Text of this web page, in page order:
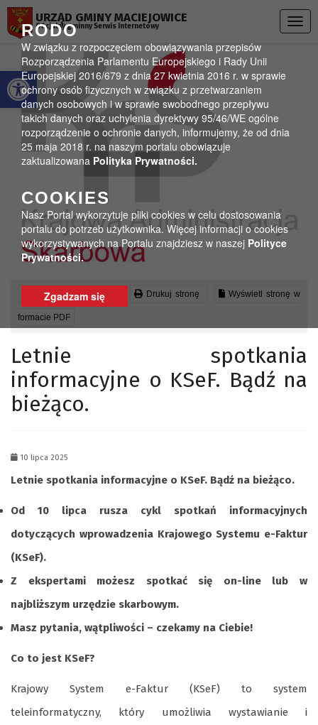
Otwórz pasek narzędzi
RODO
W związku z rozpoczęciem obowiązywania przepisów
Rozporządzenia Parlamentu Europejskiego i Rady Unii
Europejskiej 2016/679 z dnia 27 kwietnia 2016 r. w sprawie
ochrony osób fizycznych w związku z przetwarzaniem
danych osobowych i w sprawie swobodnego przepływu
takich danych oraz uchylenia dyrektywy 95/46/WE ogólne
rozporządzenie o ochronie danych, informujemy, że od dnia
25 maja 2018 r. na naszym portalu obowiązuje
zaktualizowana Polityka Prywatności.
COOKIES
Nasz Portal wykorzytuje pliki cookies w celu dostosowania
portalu do potrzeb użytkownika. Więcej informacji o cookies
wykorzystywanych na Portalu znajdziesz w naszej Polityce
Prywatności.
Zgadzam się
URZĄD GMINY MACIEJOWICE
Oficjalny gminny Serwis Internetowy
Czytaj artykuł (lektor) Drukuj stronę Wyświetl stronę w
formacie PDF
Letnie spotkania
informacyjne o KSeF. Bądź na
bieżąco.
10 lipca 2025
Letnie spotkania informacyjne o KSeF. Bądź na bieżąco.
Od 10 lipca rusza cykl spotkań
informacyjnych
dotyczących wprowadzenia Krajowego Systemu e-Faktur
(KSeF).
Z ekspertami możesz spotkać się on-line lub w
najbliższym urzędzie skarbowym.
Masz pytania, wątpliwości – czekamy na Ciebie!
Co to jest KSeF?
Krajowy System e-Faktur (KSeF) to system
teleinformatyczny, który umożliwia wystawianie i